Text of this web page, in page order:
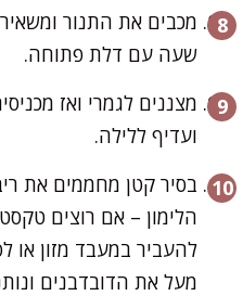
מכבים את התנור
שעה עם דלת פתוחה.
מצננים לגמרי ואז
ועדיף ללילה.
בסיר קטן מחממים את
הלימון – אם רוצים
להעביר במעבד מזון או
מעל את הדובדבנים